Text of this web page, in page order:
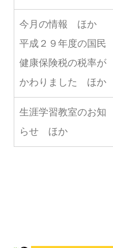
今月の情報 ほか
平成２９年度の国民
健康保険税の税率が
かわりました ほか
生涯学習教室のお知
らせ ほか